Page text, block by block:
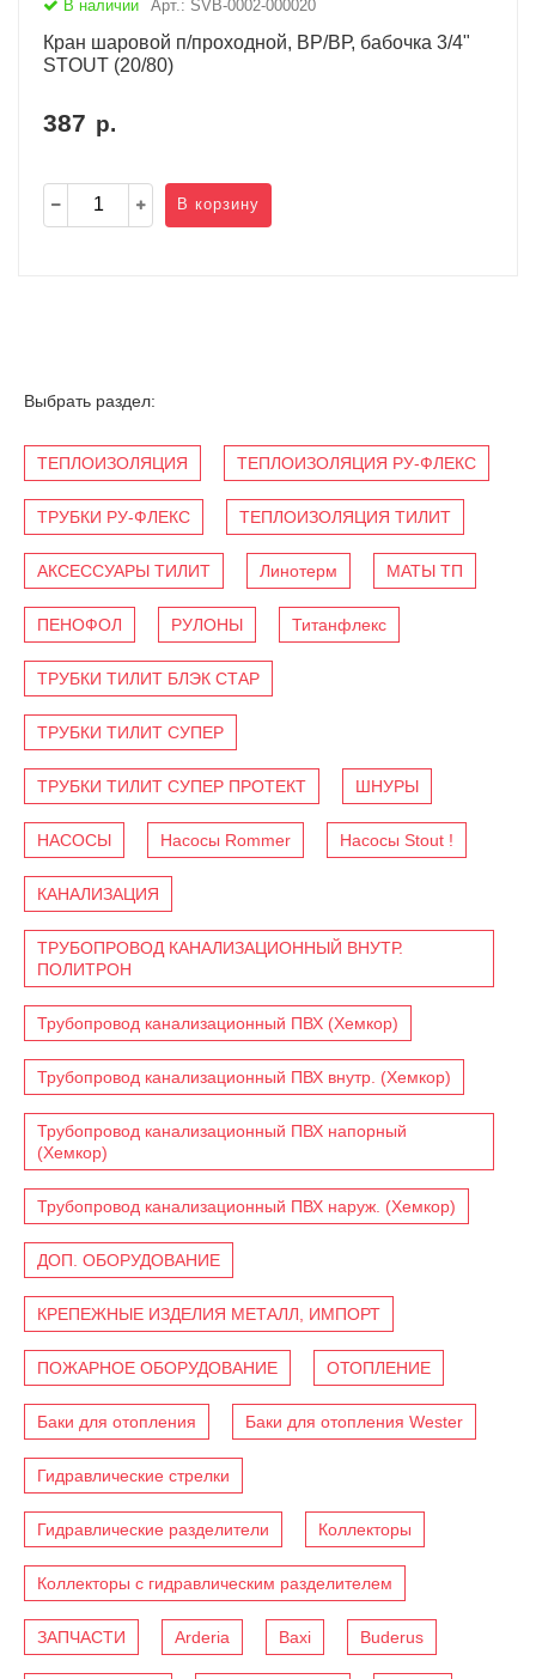
В наличии Арт.: SVB-0002-000020
Кран шаровой п/проходной, ВР/ВР, бабочка 3/4"
STOUT (20/80)
387 р.
В корзину
Выбрать раздел:
ТЕПЛОИЗОЛЯЦИЯ ТЕПЛОИЗОЛЯЦИЯ РУ-ФЛЕКС
ТРУБКИ РУ-ФЛЕКС ТЕПЛОИЗОЛЯЦИЯ ТИЛИТ
АКСЕССУАРЫ ТИЛИТ Линотерм МАТЫ ТП
ПЕНОФОЛ РУЛОНЫ Титанфлекс
ТРУБКИ ТИЛИТ БЛЭК СТАР
ТРУБКИ ТИЛИТ СУПЕР
ТРУБКИ ТИЛИТ СУПЕР ПРОТЕКТ ШНУРЫ
НАСОСЫ Насосы Rommer Насосы Stout !
КАНАЛИЗАЦИЯ
ТРУБОПРОВОД КАНАЛИЗАЦИОННЫЙ ВНУТР.
ПОЛИТРОН
Трубопровод канализационный ПВХ (Хемкор)
Трубопровод канализационный ПВХ внутр. (Хемкор)
Трубопровод канализационный ПВХ напорный
(Хемкор)
Трубопровод канализационный ПВХ наруж. (Хемкор)
ДОП. ОБОРУДОВАНИЕ
КРЕПЕЖНЫЕ ИЗДЕЛИЯ МЕТАЛЛ, ИМПОРТ
ПОЖАРНОЕ ОБОРУДОВАНИЕ ОТОПЛЕНИЕ
Баки для отопления Баки для отопления Wester
Гидравлические стрелки
Гидравлические разделители Коллекторы
Коллекторы с гидравлическим разделителем
ЗАПЧАСТИ Arderia Baxi Buderus